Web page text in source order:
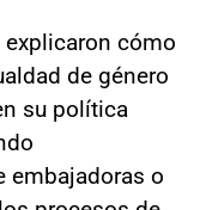
explicaron cómo
de género
su política
embajadoras o